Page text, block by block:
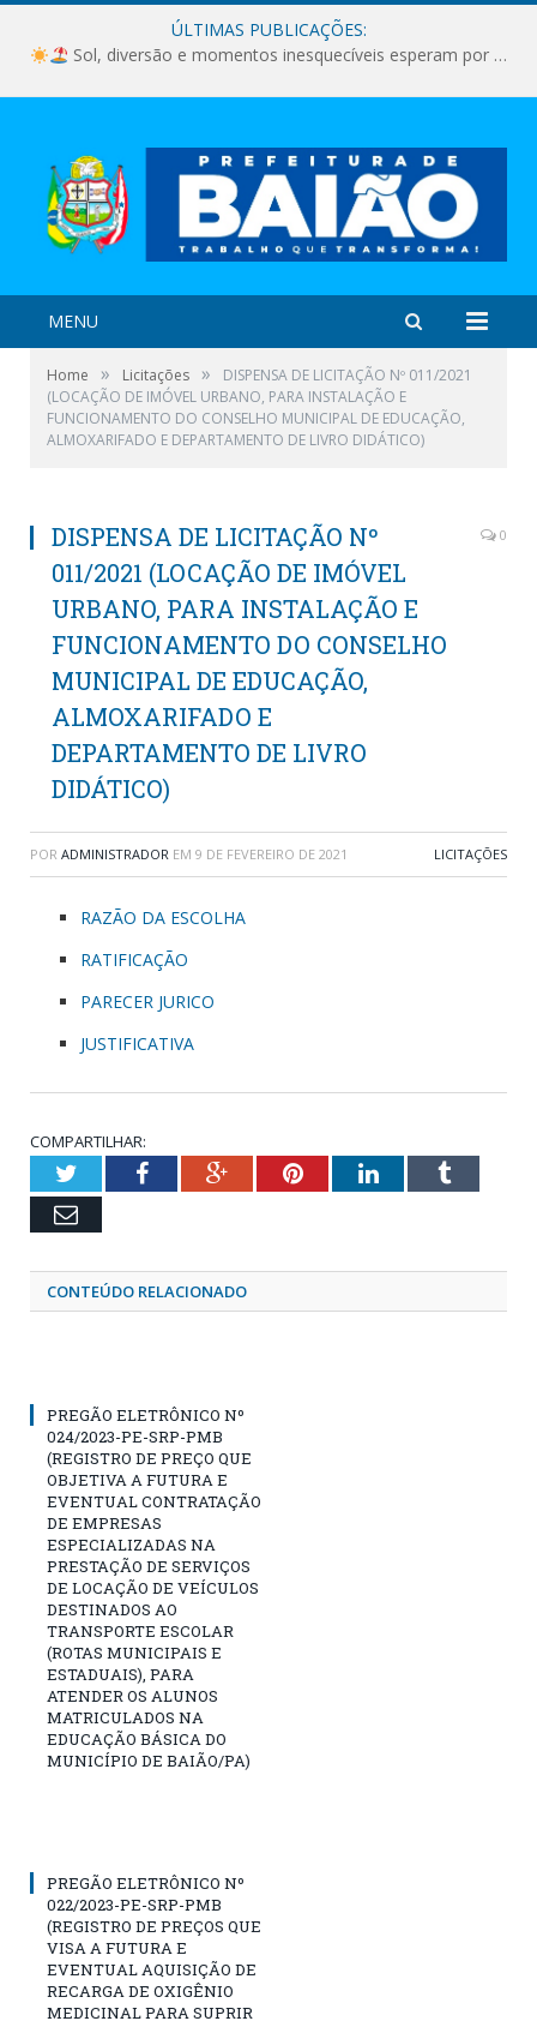
ÚLTIMAS PUBLICAÇÕES:
Sol, diversão e momentos inesquecíveis esperam por você!
MENU
Home » Licitações »
DISPENSA DE LICITAÇÃO Nº 011/2021
(LOCAÇÃO DE IMÓVEL URBANO, PARA INSTALAÇÃO E
FUNCIONAMENTO DO CONSELHO MUNICIPAL DE EDUCAÇÃO,
ALMOXARIFADO E DEPARTAMENTO DE LIVRO DIDÁTICO)
DISPENSA DE LICITAÇÃO Nº
011/2021 (LOCAÇÃO DE IMÓVEL
URBANO, PARA INSTALAÇÃO E
FUNCIONAMENTO DO CONSELHO
MUNICIPAL DE EDUCAÇÃO,
ALMOXARIFADO E
DEPARTAMENTO DE LIVRO
DIDÁTICO)
0
POR ADMINISTRADOR EM 9 DE FEVEREIRO DE 2021 LICITAÇÕES
RAZÃO DA ESCOLHA
RATIFICAÇÃO
PARECER JURICO
JUSTIFICATIVA
COMPARTILHAR:
TwitterFacebookGoogle+PinterestLinkedInTumblr
Email
CONTEÚDO RELACIONADO
PREGÃO ELETRÔNICO Nº
024/2023-PE-SRP-PMB
(REGISTRO DE PREÇO QUE
OBJETIVA A FUTURA E
EVENTUAL CONTRATAÇÃO
DE EMPRESAS
ESPECIALIZADAS NA
PRESTAÇÃO DE SERVIÇOS
DE LOCAÇÃO DE VEÍCULOS
DESTINADOS AO
TRANSPORTE ESCOLAR
(ROTAS MUNICIPAIS E
ESTADUAIS), PARA
ATENDER OS ALUNOS
MATRICULADOS NA
EDUCAÇÃO BÁSICA DO
MUNICÍPIO DE BAIÃO/PA)
PREGÃO ELETRÔNICO Nº
022/2023-PE-SRP-PMB
(REGISTRO DE PREÇOS QUE
VISA A FUTURA E
EVENTUAL AQUISIÇÃO DE
RECARGA DE OXIGÊNIO
MEDICINAL PARA SUPRIR